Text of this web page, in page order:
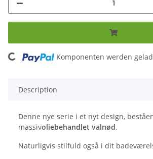
Komponenten werden
Description
Denne nye serie i et nyt design,
massivoliebehandlet valnød.
Naturligvis stilfuld også i dit